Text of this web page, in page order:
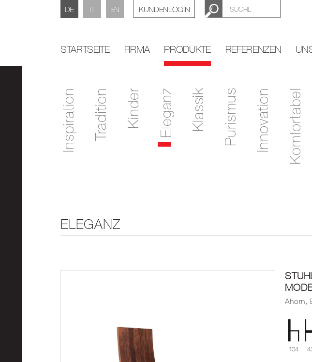
DE IT EN KUNDENLOGIN
STARTSEITE FIRMA PRODUKTE REFERENZEN
Inspiration Tradition Kinder Eleganz Klassik Purismus Innovation Komfortabel
ELEGANZ
Ahorn,
104